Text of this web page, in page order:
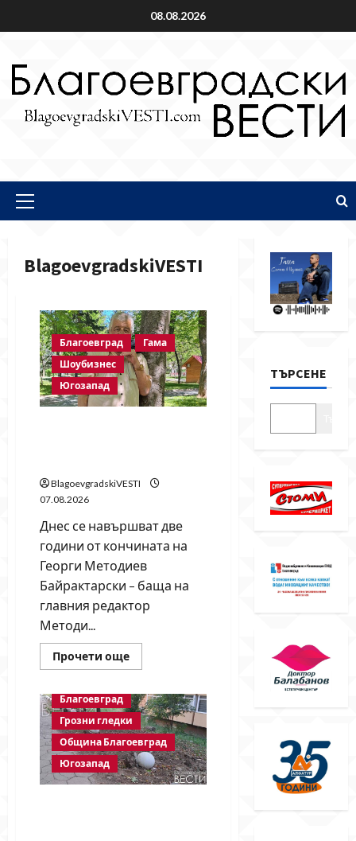
to
08.08.2026
Primary
BlagoevgradskiVESTI
Благоевград
Гама
Шоубизнес
Югозапад
BlagoevgradskiVESTI
07.08.2026
Днес се навършват две
години от кончината на
Георги Методиев
Байрактарски – баща на
главния редактор
Методи...
Прочети ощеRead
more
години
без
Георги
Методиев
Байрактарски-
старши
Благоевград
Грозни гледки
Община Благоевград
Югозапад
ТЪРСЕНЕ